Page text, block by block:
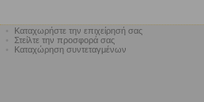
Καταχωρήστε την επιχείρησή σας
Στείλτε την προσφορά σας
Καταχώρηση συντεταγμένων